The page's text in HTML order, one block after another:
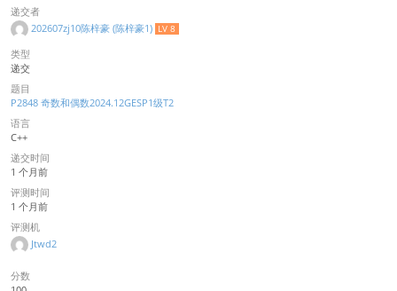
递交者
202607zj10陈梓豪 (陈梓豪1) LV 8
类型
递交
题目
P2848 奇数和偶数2024.12GESP1级T2
语言
C++
递交时间
1 个月前
评测时间
1 个月前
评测机
Jtwd2
分数